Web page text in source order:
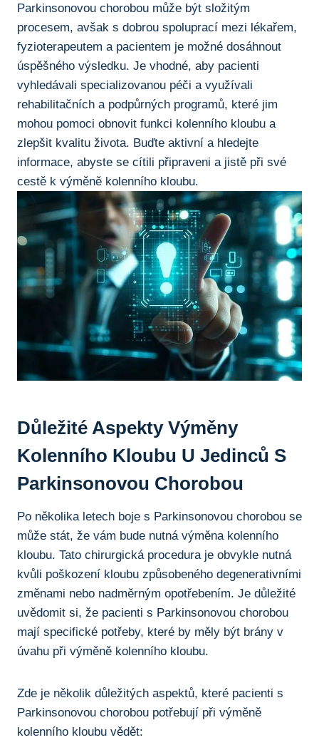
Parkinsonovou‌ chorobou‌ může být složitým
procesem, avšak s dobrou ⁢spoluprací mezi lékařem,
fyzioterapeutem a ⁣pacientem je ⁢možné dosáhnout
úspěšného výsledku. Je vhodné, aby pacienti
vyhledávali specializovanou péči a využívali
rehabilitačních a podpůrných programů, které jim
mohou‍ pomoci obnovit ‍funkci kolenního kloubu a
zlepšit kvalitu života. Buďte aktivní a hledejte
informace, abyste se cítili připraveni a jistě při ‌své
cestě k‌ výměně kolenního kloubu.
Důležité⁢ Aspekty Výměny
Kolenního Kloubu U Jedinců S
Parkinsonovou Chorobou
Po několika letech boje‌ s Parkinsonovou chorobou se
může stát, že vám bude ⁤nutná výměna ⁢kolenního
kloubu. ​Tato ​chirurgická procedura je obvykle⁤ nutná
kvůli poškození kloubu způsobeného degenerativními
změnami⁤ nebo nadměrným opotřebením. Je důležité
uvědomit si,⁤ že pacienti s Parkinsonovou chorobou
mají specifické potřeby, které by měly ⁤být brány​ v
úvahu při výměně kolenního kloubu.
Zde je několik důležitých aspektů, které ⁣pacienti⁢ s
Parkinsonovou chorobou potřebují při výměně
kolenního kloubu vědět: